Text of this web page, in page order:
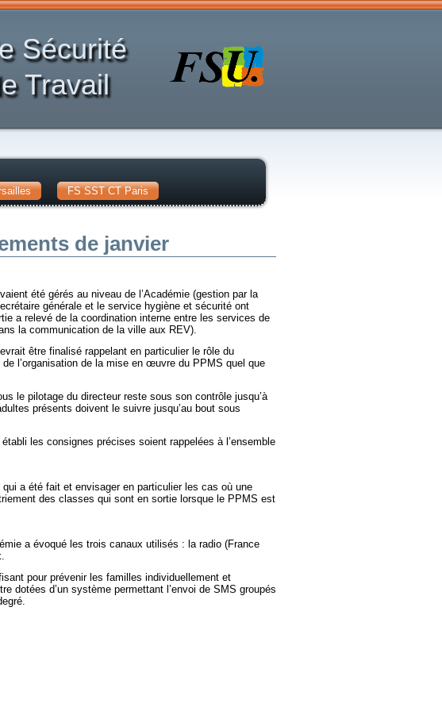
Sécurité
Travail
FS SST CT Paris
de janvier
été gérés au niveau de l’Académie (gestion par la
générale et le service hygiène et sécurité ont
a relevé de la coordination interne entre les services de
la communication de la ville aux REV).
être finalisé rappelant en particulier le rôle du
l’organisation de la mise en œuvre du PPMS quel que
le pilotage du directeur reste sous son contrôle jusqu’à
présents doivent le suivre jusqu’au bout sous
les consignes précises soient rappelées à l’ensemble
a été fait et envisager en particulier les cas où une
des classes qui sont en sortie lorsque le PPMS est
a évoqué les trois canaux utilisés : la radio (France
pour prévenir les familles individuellement et
dotées d’un système permettant l’envoi de SMS groupés